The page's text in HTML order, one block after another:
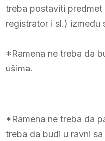
treba postaviti predmet
registrator i sl.) između
*Ramena ne treba da
ušima.
*Ramena ne treba da
treba da budi u ravni